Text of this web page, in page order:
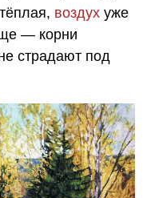
воздух уже
— корни
страдают под